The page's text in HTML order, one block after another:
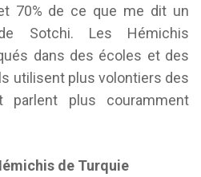
70% de ce que me dit un
Sotchi. Les Hémichis
dans des écoles et des
utilisent plus volontiers des
parlent plus couramment
de Turquie